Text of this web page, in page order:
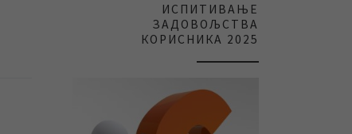
ИСПИТИВАЊЕ
ЗАДОВОЉСТВА
КОРИСНИКА 2025